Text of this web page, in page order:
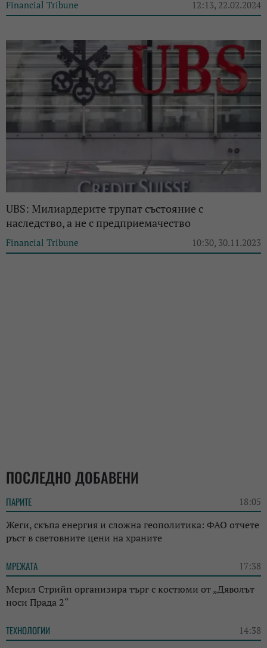
Financial Tribune 12:13, 22.02.2024
UBS: Милиардерите трупат състояние с
наследство, а не с предприемачество
Financial Tribune 10:30, 30.11.2023
ПОСЛЕДНО ДОБАВЕНИ
ПАРИТЕ 18:05
Жеги, скъпа енергия и сложна геополитика: ФАО отчете
ръст в световните цени на храните
МРЕЖАТА 17:38
Мерил Стрийп организира търг с костюми от „Дяволът
носи Прада 2“
ТЕХНОЛОГИИ 14:38